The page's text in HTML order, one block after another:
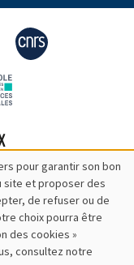
pour garantir son bon
site et proposer des
de refuser ou de
choix pourra être
des cookies »
consultez notre